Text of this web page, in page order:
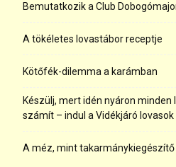
Bemutatkozik a Club
A tökéletes lovastábor receptje
Kötőfék-dilemma a karámban
Készülj, mert idén nyáron
számít – indul a Vidékjáró
A méz, mint takarmánykiegészítő